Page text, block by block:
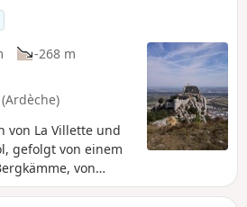
-268 m
von La Villette und
gefolgt von einem
von
auf das Rhonetal